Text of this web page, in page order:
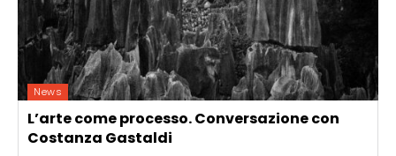
News
L’arte come processo. Conversazione con
Costanza Gastaldi